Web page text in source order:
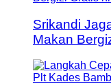
Srikandi
Makan